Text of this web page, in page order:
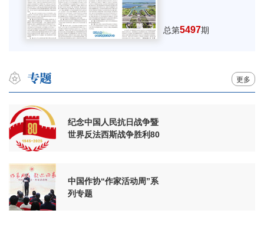
总第5497期
更多
纪念中国人民抗日战争暨
世界反法西斯战争胜利80
中国作协“作家活动周”系
列专题